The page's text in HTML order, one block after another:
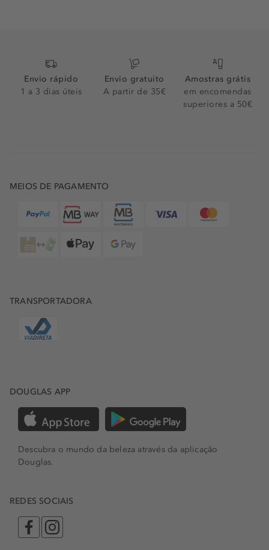
Envio rápido
1 a 3 dias úteis
Envio gratuito
A partir de 35€
Amostras grátis
em encomendas
superiores a 50€
MEIOS DE PAGAMENTO
TRANSPORTADORA
DOUGLAS APP
Descubra o mundo da beleza através da aplicação
Douglas.
REDES SOCIAIS